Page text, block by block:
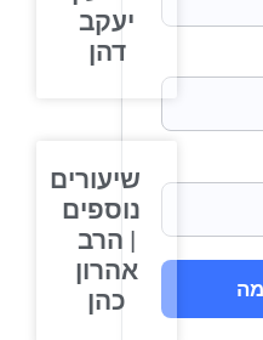
יעקב
דהן
שיעורים
נוספים
| הרב
אהרון
כהן